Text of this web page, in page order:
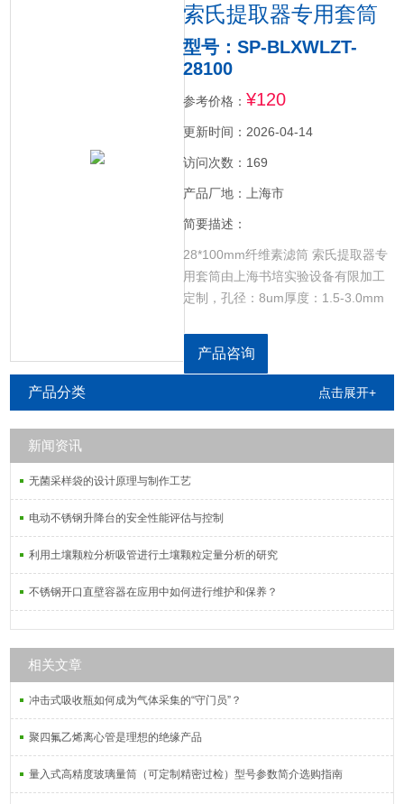
索氏提取器专用套筒
型号：SP-BLXWLZT-
28100
参考价格： ¥120
更新时间：2026-04-14
访问次数：169
产品厂地：上海市
简要描述：
28*100mm纤维素滤筒 索氏提取器专
用套筒由上海书培实验设备有限加工
定制，孔径：8um厚度：1.5-3.0mm
成，硬度好，不会污柒到样品。
产品咨询
产品分类 点击展开+
新闻资讯
无菌采样袋的设计原理与制作工艺
电动不锈钢升降台的安全性能评估与控制
利用土壤颗粒分析吸管进行土壤颗粒定量分析的研究
不锈钢开口直壁容器在应用中如何进行维护和保养？
相关文章
冲击式吸收瓶如何成为气体采集的“守门员”？
聚四氟乙烯离心管是理想的绝缘产品
量入式高精度玻璃量筒（可定制精密过检）型号参数简介选购指南